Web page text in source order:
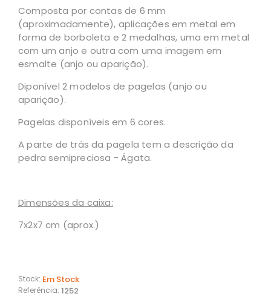
Composta por contas de 6 mm
(aproximadamente), aplicações em metal em
forma de borboleta e 2 medalhas, uma em metal
com um anjo e outra com uma imagem em
esmalte (anjo ou aparição).
Diponível 2 modelos de pagelas (anjo ou
aparição).
Pagelas disponíveis em 6 cores.
A parte de trás da pagela tem a descrição da
pedra semipreciosa - Ágata.
Dimensões da caixa:
7x2x7 cm (aprox.)
Stock: Em Stock
Referência: 1252